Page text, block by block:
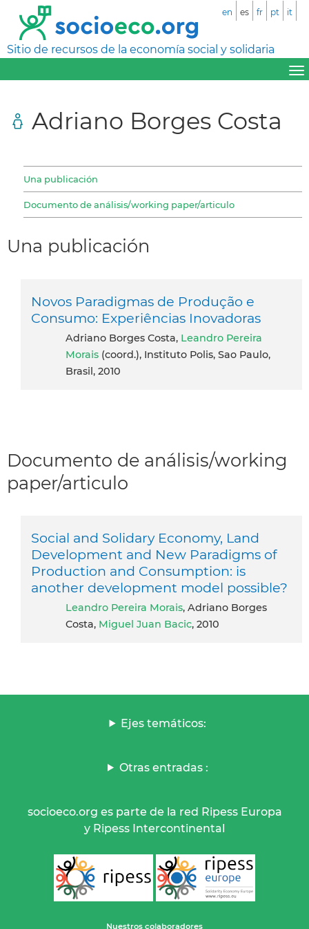
Sitio de recursos de la economía social y solidaria
en es fr pt it
Adriano Borges Costa
Una publicación
Documento de análisis/working paper/articulo
Una publicación
Novos Paradigmas de Produção e
Consumo: Experiências Inovadoras
Adriano Borges Costa, Leandro Pereira
Morais (coord.), Instituto Polis, Sao Paulo,
Brasil, 2010
Documento de análisis/working
paper/articulo
Social and Solidary Economy, Land
Development and New Paradigms of
Production and Consumption: is
another development model possible?
Leandro Pereira Morais, Adriano Borges
Costa, Miguel Juan Bacic, 2010
Ejes temáticos:
Otras entradas :
socioeco.org es parte de la red Ripess Europa
y Ripess Intercontinental
Nuestros colaboradores